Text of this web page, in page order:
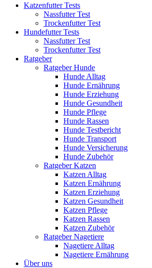
Katzenfutter Tests
Nassfutter Test
Trockenfutter Test
Hundefutter Tests
Nassfutter Test
Trockenfutter Test
Ratgeber
Ratgeber Hunde
Hunde Alltag
Hunde Ernährung
Hunde Erziehung
Hunde Gesundheit
Hunde Pflege
Hunde Rassen
Hunde Testbericht
Hunde Transport
Hunde Versicherung
Hunde Zubehör
Ratgeber Katzen
Katzen Alltag
Katzen Ernährung
Katzen Erziehung
Katzen Gesundheit
Katzen Pflege
Katzen Rassen
Katzen Zubehör
Ratgeber Nagetiere
Nagetiere Alltag
Nagetiere Ernährung
Über uns